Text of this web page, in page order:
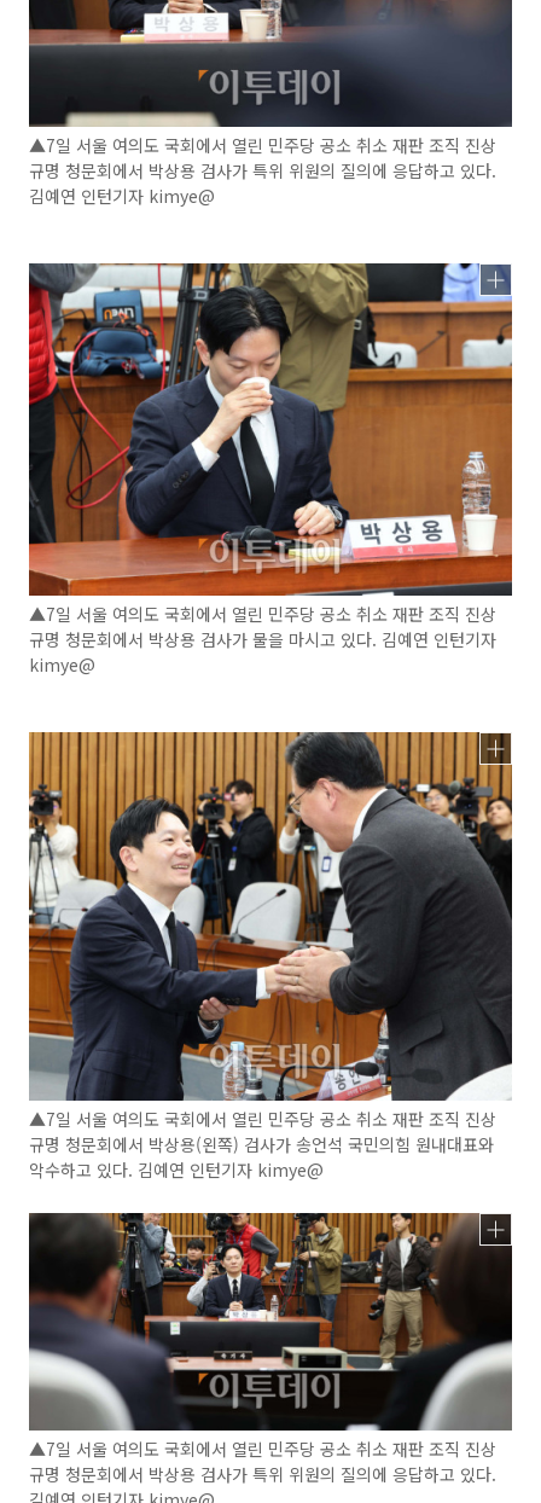
▲7일 서울 여의도 국회에서 열린 민주당 공소 취소 재판 조직 진상
규명 청문회에서 박상용 검사가 특위 위원의 질의에 응답하고 있다.
김예연 인턴기자 kimye@
▲7일 서울 여의도 국회에서 열린 민주당 공소 취소 재판 조직 진상
규명 청문회에서 박상용 검사가 물을 마시고 있다. 김예연 인턴기자
kimye@
▲7일 서울 여의도 국회에서 열린 민주당 공소 취소 재판 조직 진상
규명 청문회에서 박상용(왼쪽) 검사가 송언석 국민의힘 원내대표와
악수하고 있다. 김예연 인턴기자 kimye@
▲7일 서울 여의도 국회에서 열린 민주당 공소 취소 재판 조직 진상
규명 청문회에서 박상용 검사가 특위 위원의 질의에 응답하고 있다.